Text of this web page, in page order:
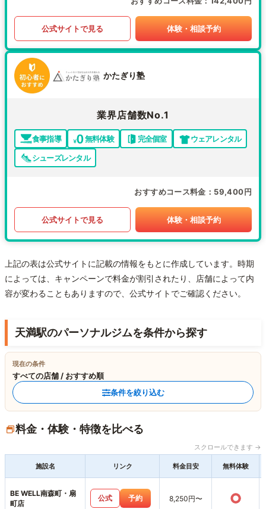
公式サイトで見る 体験・相談予約
かたぎり塾
業界店舗数No.1
食事指導 無料体験 完全個室
ウェアレンタル
シューズレンタル
おすすめコース料金 59,400円
公式サイトで見る 体験・相談予約
上記の表は公式サイトに記載の情報をもとに作成しています。時期
によっては、キャンペーンで料金が割引されたり、店舗によって内
容が変わることもありますので、公式サイトでご確認ください。
天満駅のパーソナルジムを条件から探す
現在の条件
すべての店舗 / おすすめ順
条件を絞り込む
料金・体験・特徴を比べる
スクロールできます →
施設名 リンク 料金目安 無料体験
BE WELL南森町・扇
町店
公式 予約 8,250円〜 ○